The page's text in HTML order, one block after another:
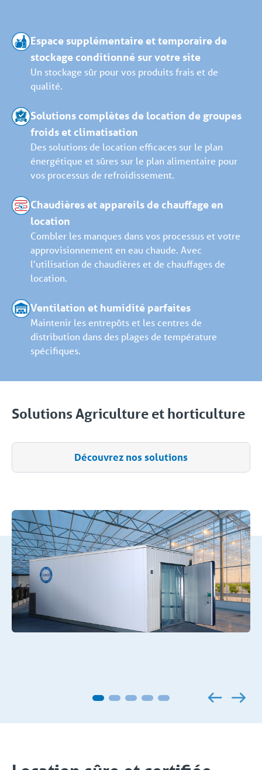
Espace supplémentaire et temporaire de
stockage conditionné sur votre site
Un stockage sûr pour vos produits frais et de
qualité.
Solutions complètes de location de groupes
froids et climatisation
Des solutions de location efficaces sur le plan
énergétique et sûres sur le plan alimentaire pour
vos processus de refroidissement.
Chaudières et appareils de chauffage en
location
Combler les manques dans vos processus et votre
approvisionnement en eau chaude. Avec
l'utilisation de chaudières et de chauffages de
location.
Ventilation et humidité parfaites
Maintenir les entrepôts et les centres de
distribution dans des plages de température
spécifiques.
Solutions Agriculture et horticulture
Découvrez nos solutions